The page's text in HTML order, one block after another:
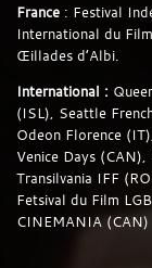
France : Festival
International du
Œillades d’Albi.
International :
(ISL), Seattle
Odeon Florence
Venice Days
Transilvania IFF
Fetsival du Film
CINEMANIA (CAN)